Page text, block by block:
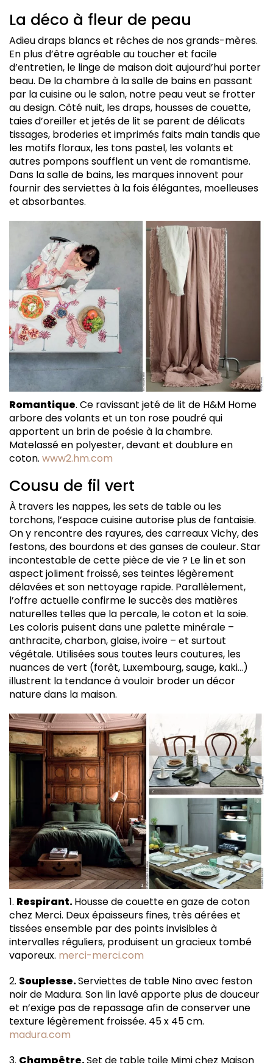
La déco à fleur de peau
Adieu draps blancs et rêches de nos grands-mères.
En plus d’être agréable au toucher et facile
d’entretien, le linge de maison doit aujourd’hui porter
beau. De la chambre à la salle de bains en passant
par la cuisine ou le salon, notre peau veut se frotter
au design. Côté nuit, les draps, housses de couette,
taies d’oreiller et jetés de lit se parent de délicats
tissages, broderies et imprimés faits main tandis que
les motifs floraux, les tons pastel, les volants et
autres pompons soufflent un vent de romantisme.
Dans la salle de bains, les marques innovent pour
fournir des serviettes à la fois élégantes, moelleuses
et absorbantes.
Romantique. Ce ravissant jeté de lit de H&M Home
arbore des volants et un ton rose poudré qui
apportent un brin de poésie à la chambre.
Matelassé en polyester, devant et doublure en
coton. www2.hm.com
Cousu de fil vert
À travers les nappes, les sets de table ou les
torchons, l’espace cuisine autorise plus de fantaisie.
On y rencontre des rayures, des carreaux Vichy, des
festons, des bourdons et des ganses de couleur. Star
incontestable de cette pièce de vie ? Le lin et son
aspect joliment froissé, ses teintes légèrement
délavées et son nettoyage rapide. Parallèlement,
l’offre actuelle confirme le succès des matières
naturelles telles que la percale, le coton et la soie.
Les coloris puisent dans une palette minérale –
anthracite, charbon, glaise, ivoire – et surtout
végétale. Utilisées sous toutes leurs coutures, les
nuances de vert (forêt, Luxembourg, sauge, kaki…)
illustrent la tendance à vouloir broder un décor
nature dans la maison.
1. Respirant.Housse de couette en gaze de coton
chez Merci. Deux épaisseurs fines, très aérées et
tissées ensemble par des points invisibles à
intervalles réguliers, produisent un gracieux tombé
vaporeux. merci-merci.com
2. Souplesse.Serviettes de table Nino avec feston
noir de Madura. Son lin lavé apporte plus de douceur
et n’exige pas de repassage afin de conserver une
texture légèrement froissée. 45 x 45 cm.
madura.com